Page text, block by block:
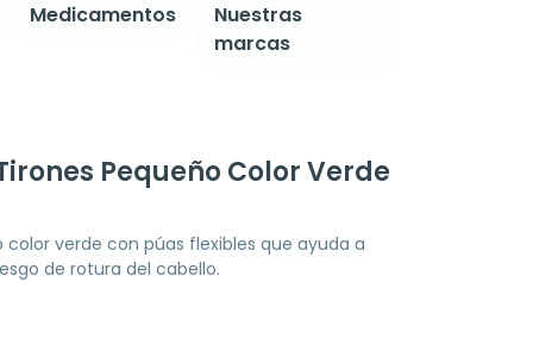
Medicamentos
Nuestras
marcas
Pequeño Color Verde
verde con púas flexibles que ayuda a
de rotura del cabello.